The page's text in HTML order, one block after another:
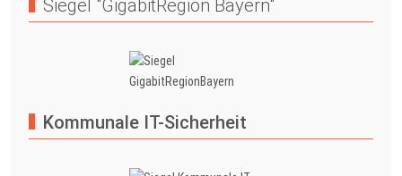
Siegel "GigabitRegion Bayern"
Kommunale IT-Sicherheit